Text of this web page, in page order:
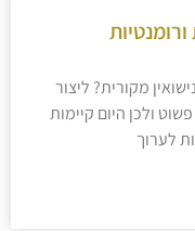
מקורית? ליצור
ולכן היום קיימות
לערוך